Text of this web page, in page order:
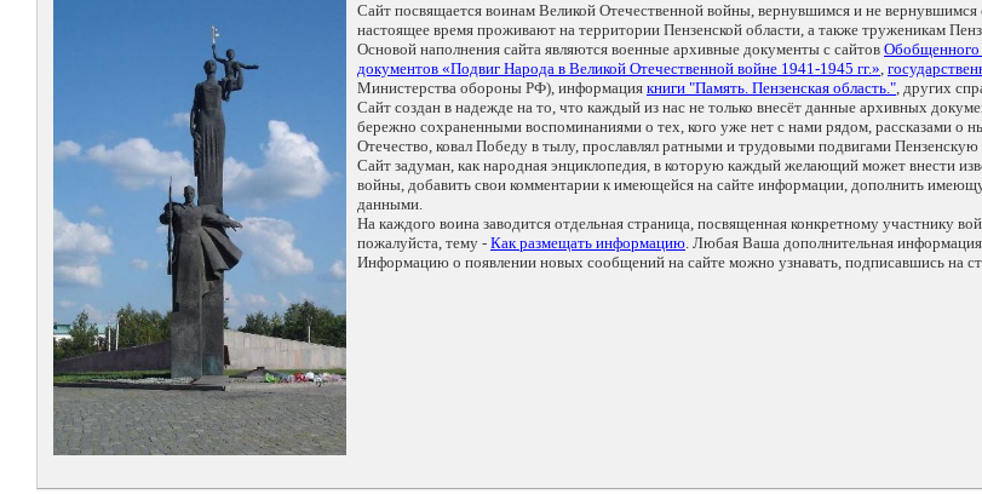
Сайт посвящается воинам Великой Отечественной войны, вернувшимся и не
настоящее время проживают на территории Пензенской области, а также труженикам
Основой наполнения сайта являются военные архивные документы с сайтов
документов «Подвиг Народа в Великой Отечественной войне 1941-1945 гг.»,
Министерства обороны РФ), информация книги "Память. Пензенская область.", других
Сайт создан в надежде на то, что каждый из нас не только внесёт данные архивных
бережно сохраненными воспоминаниями о тех, кого уже нет с нами рядом, рассказами о
Отечество, ковал Победу в тылу, прославлял ратными и трудовыми подвигами
Сайт задуман, как народная энциклопедия, в которую каждый желающий может внести
войны, добавить свои комментарии к имеющейся на сайте информации, дополнить
данными.
На каждого воина заводится отдельная страница, посвященная конкретному участнику
пожалуйста, тему - Как размещать информацию. Любая Ваша дополнительная информация
Информацию о появлении новых сообщений на сайте можно узнавать, подписавшись на